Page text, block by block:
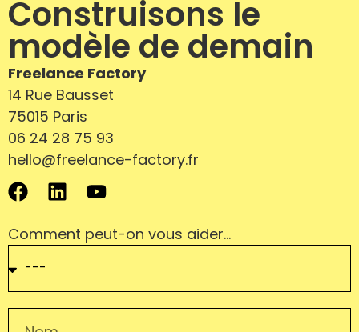
03. Portage salarial
04. Nos partenaires
05. Qui sommes-nous ?
06. Contact
Construisons le
modèle de demain
Freelance Factory
14 Rue Bausset
75015 Paris
06 24 28 75 93
hello@freelance-factory.fr
Comment peut-on vous aider…